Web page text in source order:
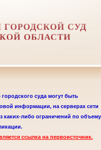
СУД
ОБЛАСТИ
суда могут быть
информации, на серверах сети
каких-либо ограничений по объему
ссылка на первоисточник.